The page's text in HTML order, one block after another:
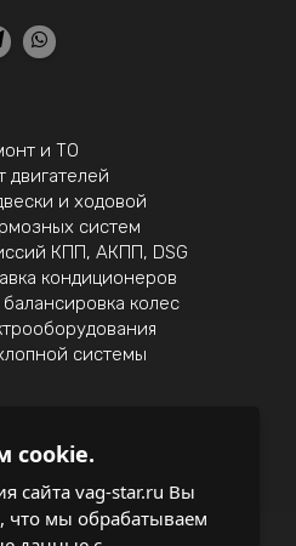
и ТО
двигателей
и ходовой
систем
КПП, АКПП, DSG
кондиционеров
колес
системы
на обслуживание
cookie.
сайта vag-star.ru Вы
что мы обрабатываем